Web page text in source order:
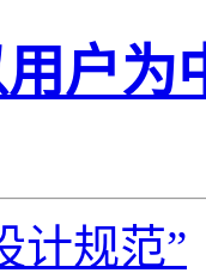
户为
计规范”